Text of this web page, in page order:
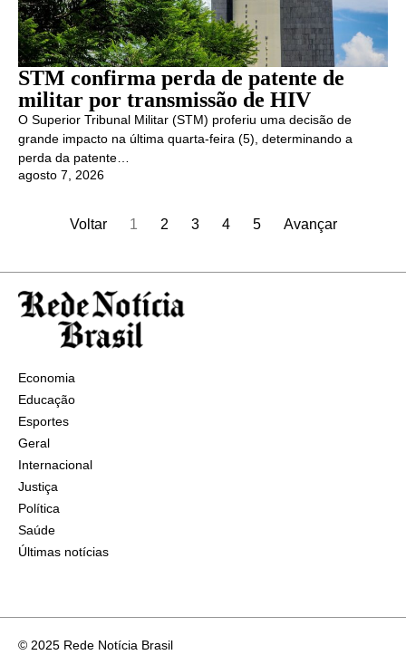
STM confirma perda de patente de
militar por transmissão de HIV
O Superior Tribunal Militar (STM) proferiu uma decisão de
grande impacto na última quarta-feira (5), determinando a
perda da patente…
agosto 7, 2026
Voltar 1 2 3 4 5 Avançar
Economia
Educação
Esportes
Geral
Internacional
Justiça
Política
Saúde
Últimas notícias
© 2025 Rede Notícia Brasil